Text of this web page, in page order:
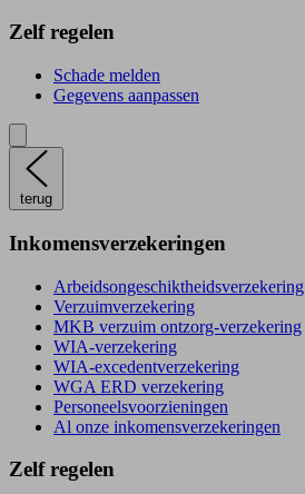
Zelf regelen
Schade melden
Gegevens aanpassen
terug
Inkomensverzekeringen
Arbeidsongeschiktheidsverzekering
Verzuimverzekering
MKB verzuim ontzorg-verzekering
WIA-verzekering
WIA-excedentverzekering
WGA ERD verzekering
Personeelsvoorzieningen
Al onze inkomensverzekeringen
Zelf regelen